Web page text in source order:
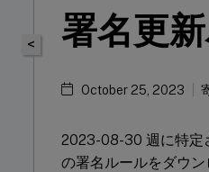
< 署名更
October 25, 2023
2023-08-30 週に特定
の署名ルールをダウ